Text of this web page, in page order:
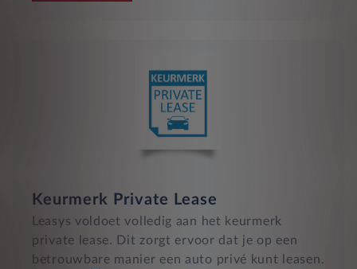
Keurmerk Private Lease
Leasys voldoet volledig aan het keurmerk
private lease. Dit zorgt ervoor dat je op een
betrouwbare manier een auto privé kunt leasen.